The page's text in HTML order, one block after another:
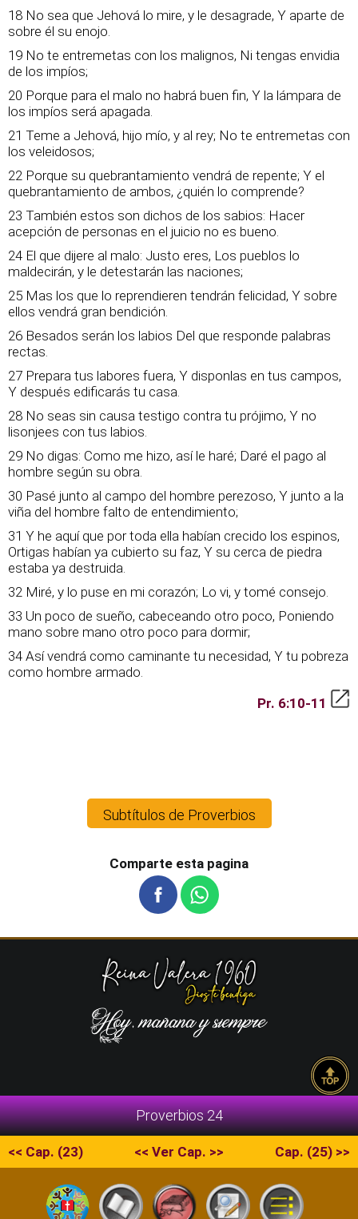
18 No sea que Jehová lo mire, y le desagrade, Y aparte de
sobre él su enojo.
19 No te entremetas con los malignos, Ni tengas envidia
de los impíos;
20 Porque para el malo no habrá buen fin, Y la lámpara de
los impíos será apagada.
21 Teme a Jehová, hijo mío, y al rey; No te entremetas con
los veleidosos;
22 Porque su quebrantamiento vendrá de repente; Y el
quebrantamiento de ambos, ¿quién lo comprende?
23 También estos son dichos de los sabios: Hacer
acepción de personas en el juicio no es bueno.
24 El que dijere al malo: Justo eres, Los pueblos lo
maldecirán, y le detestarán las naciones;
25 Mas los que lo reprendieren tendrán felicidad, Y sobre
ellos vendrá gran bendición.
26 Besados serán los labios Del que responde palabras
rectas.
27 Prepara tus labores fuera, Y disponlas en tus campos,
Y después edificarás tu casa.
28 No seas sin causa testigo contra tu prójimo, Y no
lisonjees con tus labios.
29 No digas: Como me hizo, así le haré; Daré el pago al
hombre según su obra.
30 Pasé junto al campo del hombre perezoso, Y junto a la
viña del hombre falto de entendimiento;
31 Y he aquí que por toda ella habían crecido los espinos,
Ortigas habían ya cubierto su faz, Y su cerca de piedra
estaba ya destruida.
32 Miré, y lo puse en mi corazón; Lo vi, y tomé consejo.
33 Un poco de sueño, cabeceando otro poco, Poniendo
mano sobre mano otro poco para dormir;
34 Así vendrá como caminante tu necesidad, Y tu pobreza
como hombre armado.
Pr. 6:10-11
Subtítulos de Proverbios
Comparte esta pagina
<< Cap. (23) << Ver Cap. >> Cap. (25) >>
Proverbios 24